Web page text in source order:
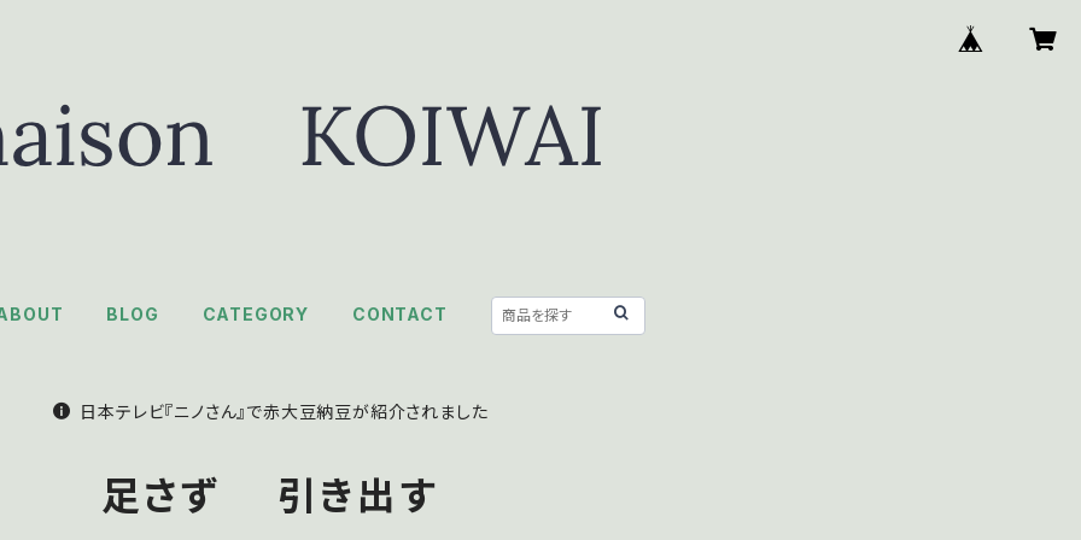
BLOG CATEGORY CONTACT
日本テレビ『ニノさん』で赤大豆納豆が紹介されました
足さず 引き出す